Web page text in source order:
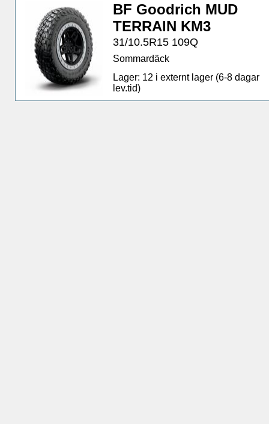
BF Goodrich MUD
TERRAIN KM3
31/10.5R15 109Q
Sommardäck
Lager: 12 i externt lager (6-8 dagar
lev.tid)